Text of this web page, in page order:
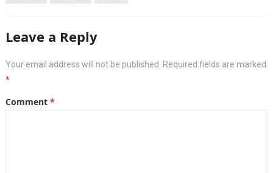
Leave a Reply
Your email address will not be published.
Required fields are marked
*
Comment *